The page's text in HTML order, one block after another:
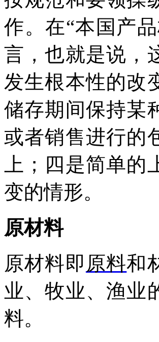
作。在“本国产
言，也就是说，
发生根本性的改
储存期间保持某
或者销售进行的
上；四是简单
变的情形。
原材料
原材料即 原料和
业、牧业、渔业
料。